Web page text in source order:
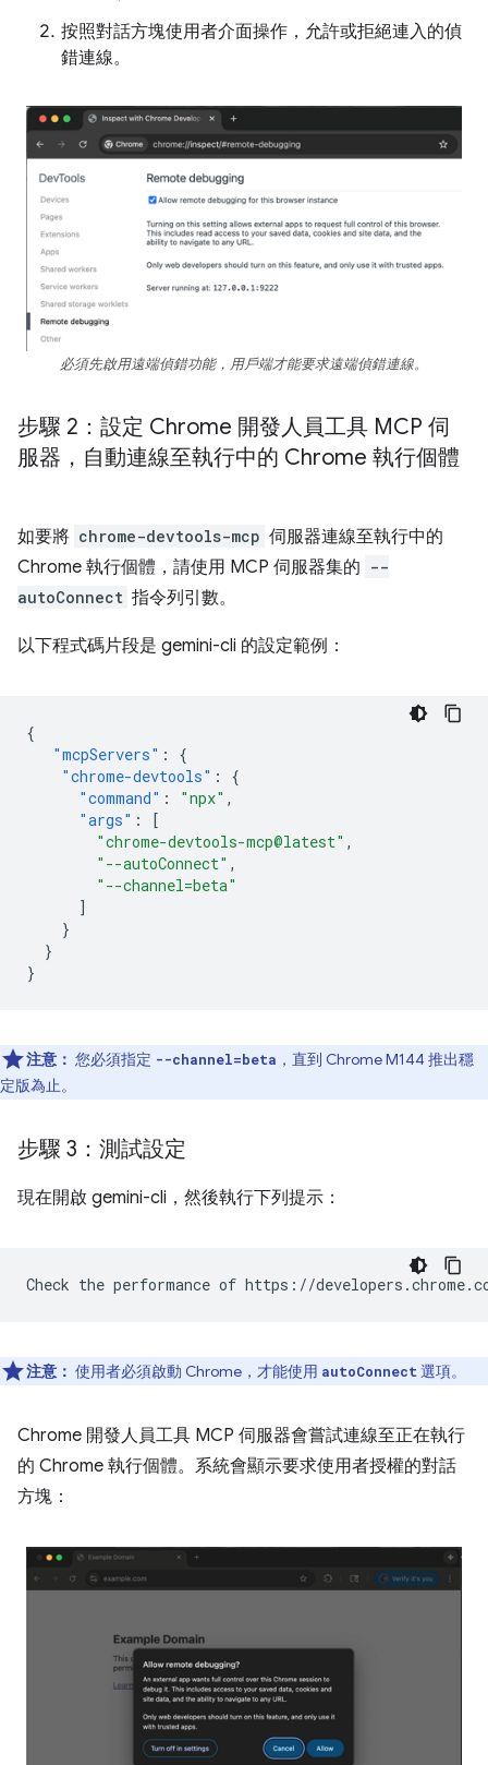
按照對話方塊使用者介面操作，允許或拒絕連入的偵
錯連線。
必須先啟用遠端偵錯功能，用戶端才能要求遠端偵錯連線。
步驟 2：設定 Chrome 開發人員工具 MCP 伺
服器，自動連線至執行中的 Chrome 執行個體
如要將 chrome-devtools-mcp 伺服器連線至執行中的
Chrome 執行個體，請使用 MCP 伺服器集的 --
autoConnect 指令列引數。
以下程式碼片段是 gemini-cli 的設定範例：
{
"mcpServers" :
{
"chrome-devtools" :
{
"command" : "npx" ,
"args" :
[
"chrome-devtools-mcp@latest" ,
"--autoConnect" ,
"--channel=beta"
]
}
}
}
注意： 您必須指定 --channel=beta ，直到 Chrome M144 推出穩
定版為止。
步驟 3：測試設定
現在開啟 gemini-cli，然後執行下列提示：
注意： 使用者必須啟動 Chrome，才能使用 autoConnect 選項。
Chrome 開發人員工具 MCP 伺服器會嘗試連線至正在執行
的 Chrome 執行個體。系統會顯示要求使用者授權的對話
方塊：